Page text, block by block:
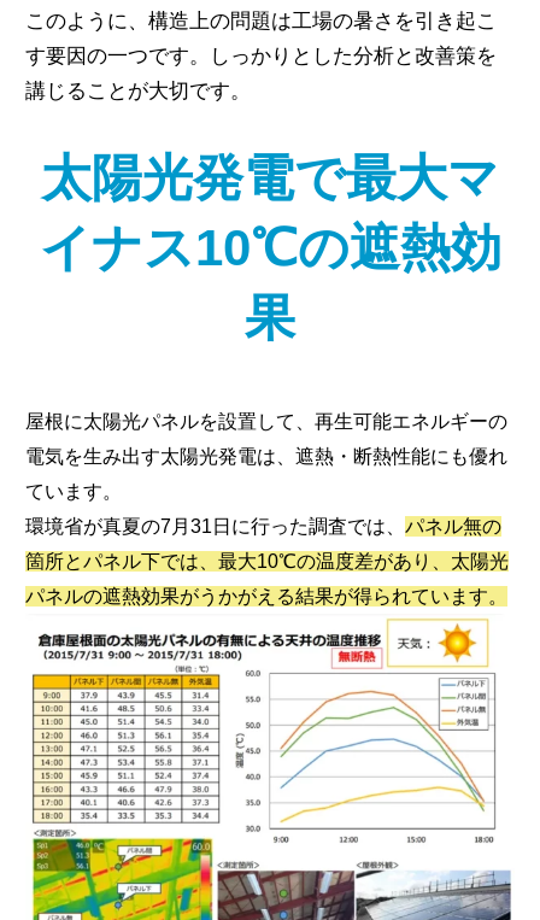
このように、構造上の問題は工場の暑さを引き起こ
す要因の一つです。しっかりとした分析と改善策を
講じることが大切です。
太陽光発電で最大マ
イナス10℃の遮熱効
果
屋根に太陽光パネルを設置して、再生可能エネルギーの
電気を生み出す太陽光発電は、遮熱・断熱性能にも優れ
ています。
環境省が真夏の7月31日に行った調査では、 パネル無の
箇所とパネル下では、最大10℃の温度差があり、太陽光
パネルの遮熱効果がうかがえる結果が得られています。